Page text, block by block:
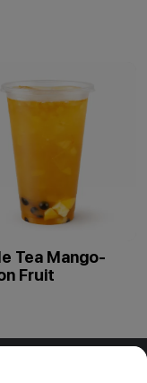
Tea Mango-
Fruit